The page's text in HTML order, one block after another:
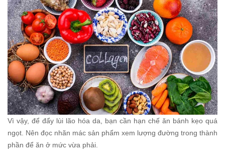
Vì vậy, để đẩy lùi lão hóa da, bạn cần hạn chế ăn bánh kẹo quá
ngọt. Nên đọc nhãn mác sản phẩm xem lượng đường trong thành
phần để ăn ở mức vừa phải.